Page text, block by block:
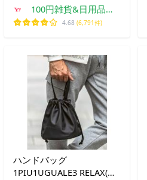
100円雑貨&日用品卸-
BABABA
4.68 (6,791件)
ハンドバッグ
1PIU1UGUALE3 RELAX(ウ